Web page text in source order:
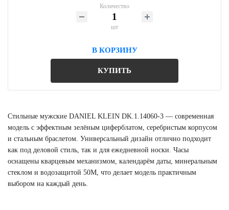
Количество
шт
В КОРЗИНУ
КУПИТЬ
Стильные мужские DANIEL KLEIN DK.1.14060-3 — современная
модель с эффектным зелёным циферблатом, серебристым корпусом
и стальным браслетом. Универсальный дизайн отлично подходит
как под деловой стиль, так и для ежедневной носки. Часы
оснащены кварцевым механизмом, календарём даты, минеральным
стеклом и водозащитой 50M, что делает модель практичным
выбором на каждый день.